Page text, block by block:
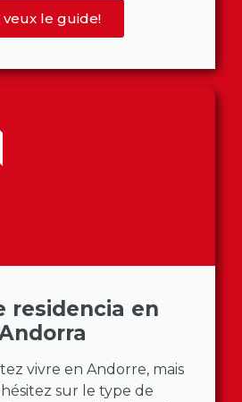
veux le guide!
residencia en
vivre en Andorre, mais
sur le type de